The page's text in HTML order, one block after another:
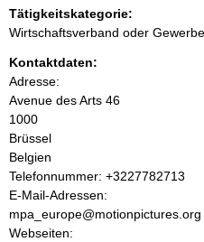
i
n
h
a
l
t
Tätigkeitskategorie:
Wirtschaftsverband oder
Kontaktdaten:
Adresse:
Avenue des Arts 46
1000
Brüssel
Belgien
K
o
n
t
Telefonnummer: +3227782713
E-Mail-Adressen:
mpa_europe@motionpictures.org
Webseiten: